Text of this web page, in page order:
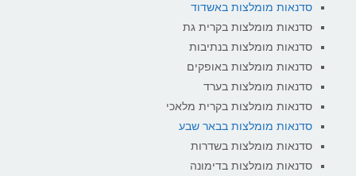
סדנאות מומלצות באשדוד
סדנאות מומלצות בקרית גת
סדנאות מומלצות בנתיבות
סדנאות מומלצות באופקים
סדנאות מומלצות בערד
סדנאות מומלצות בקרית מלאכי
סדנאות מומלצות בבאר שבע
סדנאות מומלצות בשדרות
סדנאות מומלצות בדימונה